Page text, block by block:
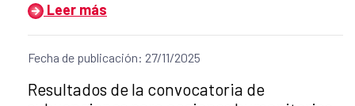
Leer más
Fecha de publicación: 27/11/2025
Título del anuncio:
Resultados de la convocatoria de